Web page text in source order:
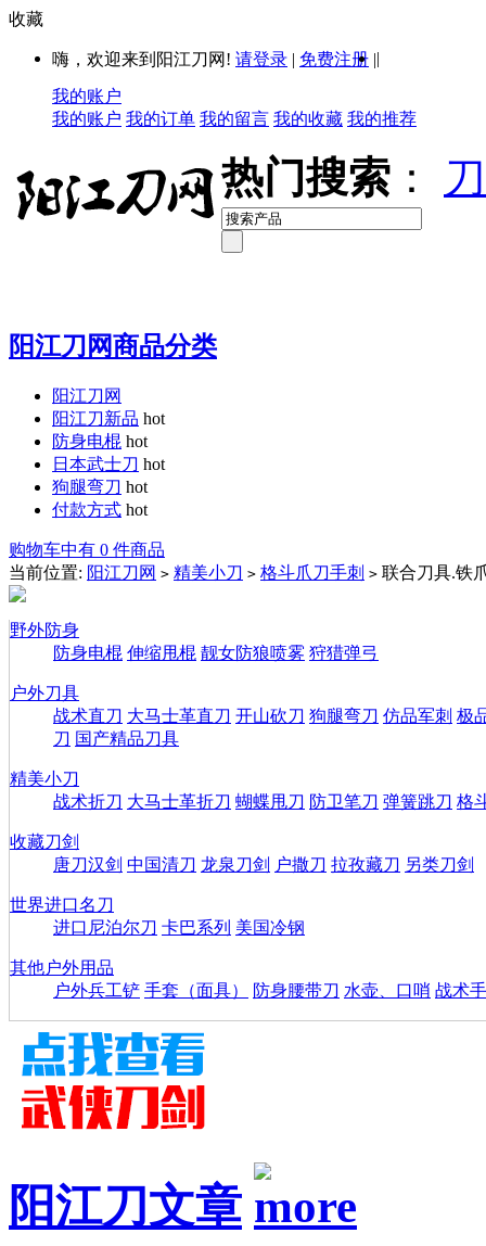
收藏
嗨，欢迎来到阳江刀网! 请登录 | 免费注册 ||
我的账户
我的账户 我的订单 我的留言 我的收藏 我的推荐
热门搜索 ：
阳江刀网商品分类
阳江刀网
阳江刀新品 hot
防身电棍 hot
日本武士刀 hot
狗腿弯刀 hot
付款方式 hot
购物车中有 0 件商品
当前位置: 阳江刀网 > 精美小刀 > 格斗爪刀手刺 > 联合刀具.铁
野外防身
防身电棍 伸缩甩棍 靓女防狼喷雾 狩猎弹弓
户外刀具
战术直刀 大马士革直刀 开山砍刀 狗腿弯刀 仿品军刺 极
刀 国产精品刀具
精美小刀
战术折刀 大马士革折刀 蝴蝶甩刀 防卫笔刀 弹簧跳刀 格
收藏刀剑
唐刀汉剑 中国清刀 龙泉刀剑 户撒刀 拉孜藏刀 另类刀剑
世界进口名刀
进口尼泊尔刀 卡巴系列 美国冷钢
其他户外用品
户外兵工铲 手套（面具） 防身腰带刀 水壶、口哨 战术
阳江刀文章